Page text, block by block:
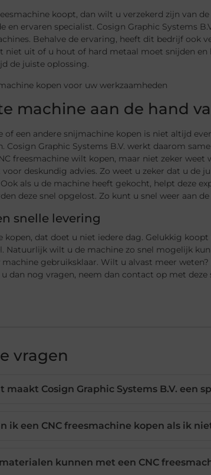
koopt, dan wilt u verzekerd zijn van
en ervaren specialist. Cosign Graphic Systems
Behalve de ervaring, heeft dit bedrijf ook
niet uit of u hout of hard metaal moet snijden
de juiste oplossing.
machine aan de hand
of een andere snijmachine kopen is niet altijd
Cosign Graphic Systems B.V. werkt daarom
freesmachine wilt kopen, maar niet zeker
deskundig advies. Zo weet u zeker dat u de
als u de machine heeft gekocht, helpt deze
deze snel opgelost. Zo kunt u snel weer aan de
snelle levering
kopen, dat doet u niet iedere dag. Gelukkig
Natuurlijk wilt u de machine zo snel mogelijk
machine gebruiksklaar. Wilt u alvast meer
dan nog vragen, neem dan contact op met deze
vragen
maakt Cosign Graphic Systems B.V. een
ik een CNC freesmachine kopen als ik
kunnen met een CNC